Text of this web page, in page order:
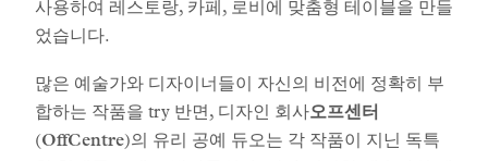
사용하여 레스토랑, 카페, 로비에 맞춤형 테이블을 만들
었습니다.
많은 예술가와 디자이너들이 자신의 비전에 정확히 부
합하는 작품을 try 반면, 디자인 회사오프센터
(OffCentre)의 유리 공예 듀오는 각 작품이 지닌 독특